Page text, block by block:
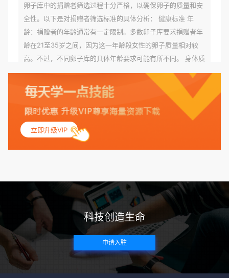
卵子库中的捐赠者筛选过程十分严格，以确保卵子的质量和安
全性。以下是对捐赠者筛选标准的具体分析： 健康标准 年
龄：捐赠者的年龄通常有一定限制。多数卵子库要求捐赠者年
龄在21至35岁之间，因为这一年龄段女性的卵子质量相对较
高。不过，不同卵子库的具体年龄要求可能有所不同。 身体质
量指数（BMI）：捐赠者的BMI通常需要在正常范围内，以确
保其身体健康状况良好。过高的BMI可能与多种健康问题相关
联，包括不孕症和妊娠并发症。 生殖健康：捐赠者需要有规律
的月经期，无生殖障碍或异常问题。此外，还需要进行详细的
妇科检查，以确保其生殖系统的健康。 遗传病史与家族病史：
捐赠者及其家庭成员需要无严重的遗传病史、精神病史和传染
病史。这通常需要通过基因检测、家族史调查和医疗记录审查
带任何可传染给受卵者的病原体。 药物与生活习惯：捐赠者需
要是非尼古丁使用者、非吸烟者、非吸毒者，并且未使用可能
影响卵子质量的药物，如某些精神药物和避孕植入物。 学历与
心理标准 学历要求：部分卵子库对捐赠者的学历有一定要求，
但这并非普遍标准。一些卵子库可能更倾向于选择受过高等教
育的女性作为捐赠者，但这并不是绝对的筛选条件。 心理状态
评估：捐赠者需要进行心理状态评估，以确定其对捐赠过程的
立即升级VIP
科技创造生命
申请入驻